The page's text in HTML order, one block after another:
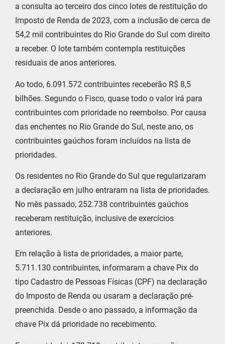
a consulta ao terceiro dos cinco lotes de restituição do
Imposto de Renda de 2023, com a inclusão de cerca de
54,2 mil contribuintes do Rio Grande do Sul com direito
a receber. O lote também contempla restituições
residuais de anos anteriores.
Ao todo, 6.091.572 contribuintes receberão R$ 8,5
bilhões. Segundo o Fisco, quase todo o valor irá para
contribuintes com prioridade no reembolso. Por causa
das enchentes no Rio Grande do Sul, neste ano, os
contribuintes gaúchos foram incluídos na lista de
prioridades.
Os residentes no Rio Grande do Sul que regularizaram
a declaração em julho entraram na lista de prioridades.
No mês passado, 252.738 contribuintes gaúchos
receberam restituição, inclusive de exercícios
anteriores.
Em relação à lista de prioridades, a maior parte,
5.711.130 contribuintes, informaram a chave Pix do
tipo Cadastro de Pessoas Físicas (CPF) na declaração
do Imposto de Renda ou usaram a declaração pré-
preenchida. Desde o ano passado, a informação da
chave Pix dá prioridade no recebimento.